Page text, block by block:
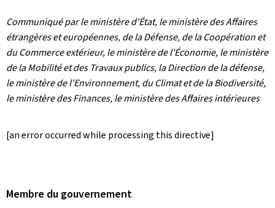
Communiqué par le ministère d'État, le ministère des Affaires
étrangères et européennes, de la Défense, de la Coopération et
du Commerce extérieur, le ministère de l'Économie, le ministère
de la Mobilité et des Travaux publics, la Direction de la défense,
le ministère de l'Environnement, du Climat et de la Biodiversité,
le ministère des Finances, le ministère des Affaires intérieures
[an error occurred while processing this directive]
Membre du gouvernement